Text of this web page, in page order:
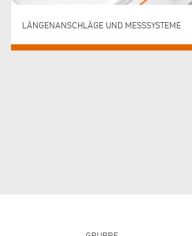
LÄNGENANSCHLÄGE UND MESSSYSTEME